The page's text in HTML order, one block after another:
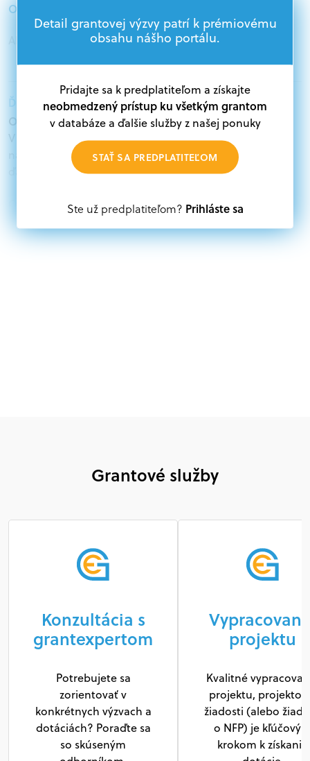
Oprávnení žiadatelia:
Akademický sektor, Podnikatelia
Ďalšie informácie:
Oprávnení žiadatelia:
V databáze grantov a dotácií na portáli Grantexpert.sk
nájdete aktuálne výzvy z eurofondov, plánu obnovy a
ďalších zdrojov.
Oprávnení partneri:
Akákoľvek právnická osoba, t. j. verejný alebo súkromný
subjekt, komerčný alebo nekomerčný, ako aj
Detail grantovej výzvy patrí k prémiovému
obsahu nášho portálu.
Pridajte sa k predplatiteľom a získajte
neobmedzený prístup ku všetkým grantom
v databáze a ďalšie služby z našej ponuky
STAŤ SA PREDPLATITEĽOM
Ste už predplatiteľom? Prihláste sa
Grantové služby
Konzultácia s
grantexpertom
Potrebujete sa
zorientovať v
konkrétnych výzvach a
dotáciách? Poraďte sa
so skúseným
projektu
Kvalitné
projektu,
žiadosti (alebo
o NFP) je
krokom k získaniu